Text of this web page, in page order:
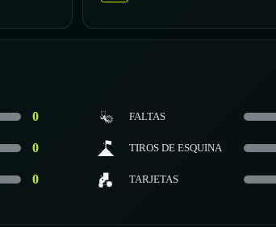
0 FALTAS
0 TIROS DE ESQUINA
0 TARJETAS